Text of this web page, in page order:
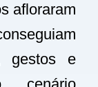
afloraram
gestos e